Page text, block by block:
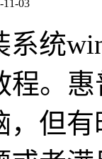
11-03
统
。
，但